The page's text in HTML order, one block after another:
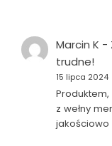
Marcin K -
trudne!
15 lipca 2024
z wełny
jakościowo